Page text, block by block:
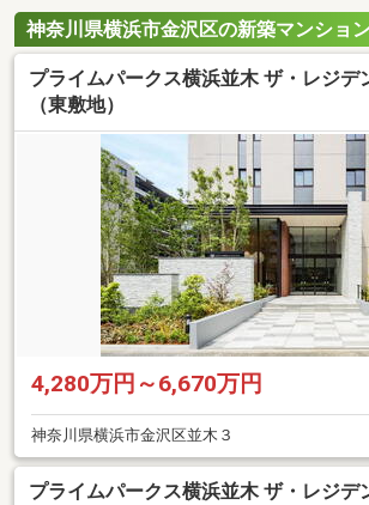
神奈川県横浜市金沢区の新築マンショ
プライムパークス横浜並木 ザ・レジ
（東敷地）
4,280万円～6,670万円
神奈川県横浜市金沢区並木３
プライムパークス横浜並木 ザ・レジ